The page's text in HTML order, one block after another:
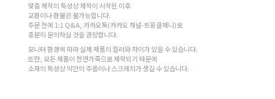
맞춤 제작의 특성상 제작이 시작된 이후
교환이나 환불은 불가능합니다.
주문 전에 1:1 Q&A, 카카오톡(카카오 채널-트윙클제니)로
충분히 문의하실 것을 권장합니다.
모니터 환경에 따라 실제 제품의 컬러와 차이가 있을 수 있습니다.
또한, 모든 제품이 천연가죽으로 제작되기 때문에
소재의 특성상 약간의 주름이나 스크레치가 생길 수 있습니다.